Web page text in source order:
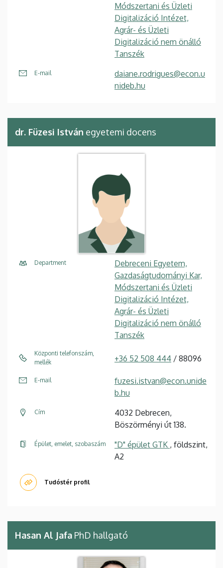
Módszertani és Üzleti
Digitalizáció Intézet,
Agrár- és Üzleti
Digitalizáció nem önálló
Tanszék
E-mail
daiane.rodrigues@econ.u
nideb.hu
dr. Füzesi István egyetemi docens
Department
Debreceni Egyetem,
Gazdaságtudományi Kar,
Módszertani és Üzleti
Digitalizáció Intézet,
Agrár- és Üzleti
Digitalizáció nem önálló
Tanszék
Központi telefonszám,
mellék
+36 52 508 444 / 88096
E-mail
fuzesi.istvan@econ.unide
b.hu
Cím
4032 Debrecen,
Böszörményi út 138.
Épület, emelet, szobaszám "D" épület GTK , földszint,
A2
Tudóstér profil
Hasan Al Jafa PhD hallgató